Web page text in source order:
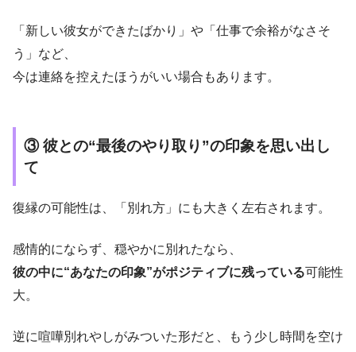
「新しい彼女ができたばかり」や「仕事で余裕がなさそ
う」など、
今は連絡を控えたほうがいい場合もあります。
③ 彼との“最後のやり取り”の印象を思い出し
て
復縁の可能性は、「別れ方」にも大きく左右されます。
感情的にならず、穏やかに別れたなら、
彼の中に“あなたの印象”がポジティブに残っている可能性
大。
逆に喧嘩別れやしがみついた形だと、もう少し時間を空け